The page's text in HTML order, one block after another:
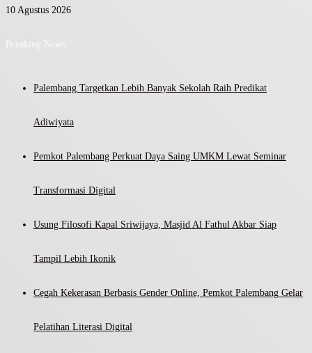
10 Agustus 2026
Breaking News
Palembang Targetkan Lebih Banyak Sekolah Raih Predikat
Adiwiyata
Pemkot Palembang Perkuat Daya Saing UMKM Lewat Seminar
Transformasi Digital
Usung Filosofi Kapal Sriwijaya, Masjid Al Fathul Akbar Siap
Tampil Lebih Ikonik
Cegah Kekerasan Berbasis Gender Online, Pemkot Palembang Gelar
Pelatihan Literasi Digital